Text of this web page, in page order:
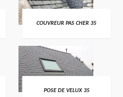
COUVREUR PAS CHER 35
POSE DE VELUX 35